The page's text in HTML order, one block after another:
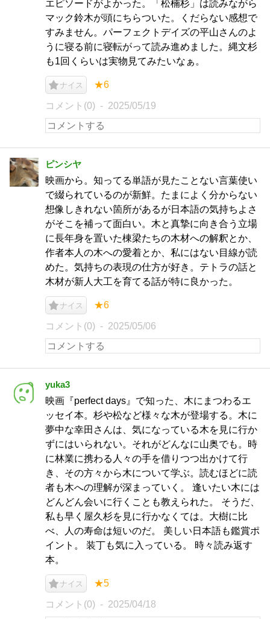
エピソードがよかった。「松楠杉」は読みながら
マック鈴木が頭にちらついた。くだらない感想で
すみません。パーフェクトデイズの平山さんのよ
うに寝る前に寝転がって読み進めました。縄文杉
も1回くらいは実物見てみたいなぁ。
ナイス ★6
コメント(0) 2025/05/19
ピンシヤ
映画から。知ってる単語が見たことない言葉使い
で綴られているのが新鮮。たまによく分からない
想像しきれない箇所があるが日本語の気持ちよさ
がそこを補って面白い。木と真摯に向き合う立場
に長年身を置いた棟梁たちの木材への解釈とか、
作者本人の木への愛着とか、私にはない目線が読
めた。気持ちの表現の仕方が好き。テトラの話と
木材が新人大工を育てる話が特に良かった。
ナイス ★6
コメント(0) 2025/05/06
yuka3
映画『perfect days』で知った、木にまつわるエ
ッセイ本。杉や松など様々な木が登場する。木に
夢中な幸田さんは、気になっている木を見に行か
ずにはいられない。それがどんなに山奥でも。時
に林業に携わる人々の手を借りつつ出かけて行
き、その方々から木について学ぶ。読むほどに読
者も木への理解が深まっていく。 逢いたい木には
どんどん会いに行くことも教えられた。 そうだ、
私も早く屋久杉を見に行かなくては。大樹に比
べ、人の寿命は短いのだ。 美しい日本語も鑑賞ポ
イント。 装丁も気に入っている。 時々読み返す
本。
ナイス ★5
コメント(0) 2025/04/18